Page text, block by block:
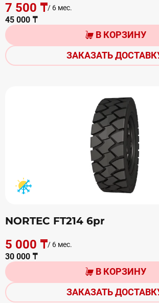
7 500 ₸/ 6 мес.
45 000 ₸
В КОРЗИНУ
ЗАКАЗАТЬ
NORTEC FT214 6pr
5 000 ₸/ 6 мес.
30 000 ₸
В КОРЗИНУ
ЗАКАЗАТЬ